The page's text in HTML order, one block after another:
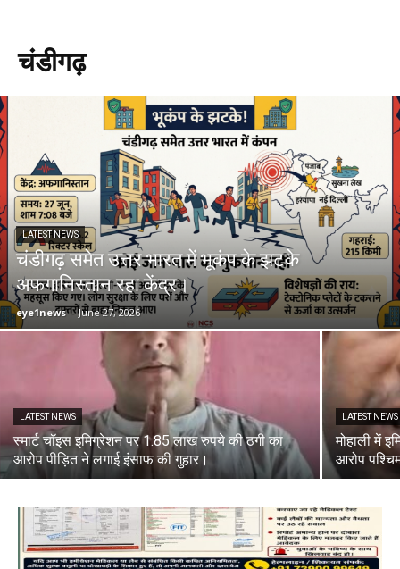
चंडीगढ़
LATEST NEWS
चंडीगढ़ समेत उत्तर भारत में भूकंप के झटके
अफगानिस्तान रहा केंद्र।
eye1news - June 27, 2026
LATEST NEWS
स्मार्ट चॉइस इमिग्रेशन पर 1.85 लाख रुपये की ठगी का
आरोप पीड़ित ने लगाई इंसाफ की गुहार।
LATEST NEWS
मोहाली में
आरोप